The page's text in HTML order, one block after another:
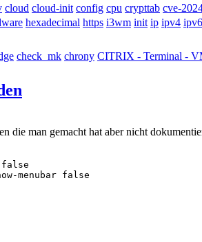
cloud cloud-init config cpu crypttab cve-
hexadecimal https i3wm init ip ipv4 ipv6
check_mk chrony CITRIX - Terminal -
man gemacht hat aber nicht
false
menubar false